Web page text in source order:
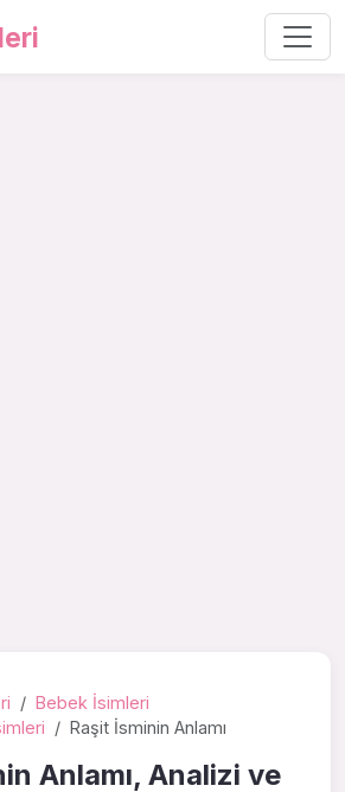
Bebek İsimleri
Raşit İsminin Anlamı
Anlamı, Analizi ve